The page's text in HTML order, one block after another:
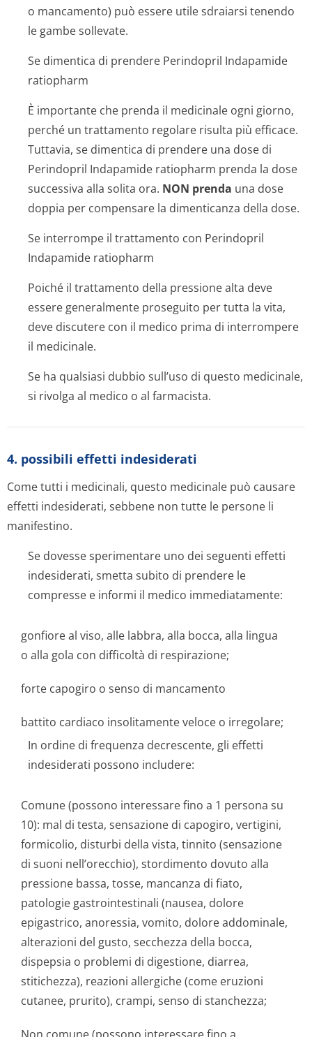
o mancamento) può essere utile sdraiarsi tenendo
le gambe sollevate.
Se dimentica di prendere Perindopril Indapamide
ratiopharm
È importante che prenda il medicinale ogni giorno,
perché un trattamento regolare risulta più efficace.
Tuttavia, se dimentica di prendere una dose di
Perindopril Indapamide ratiopharm prenda la dose
successiva alla solita ora. NON prenda una dose
doppia per compensare la dimenticanza della dose.
Se interrompe il trattamento con Perindopril
Indapamide ratiopharm
Poiché il trattamento della pressione alta deve
essere generalmente proseguito per tutta la vita,
deve discutere con il medico prima di interrompere
il medicinale.
Se ha qualsiasi dubbio sull’uso di questo medicinale,
si rivolga al medico o al farmacista.
4. possibili effetti indesiderati
Come tutti i medicinali, questo medicinale può causare
effetti indesiderati, sebbene non tutte le persone li
manifestino.
Se dovesse sperimentare uno dei seguenti effetti
indesiderati, smetta subito di prendere le
compresse e informi il medico immediatamente:
gonfiore al viso, alle labbra, alla bocca, alla lingua
o alla gola con difficoltà di respirazione;
forte capogiro o senso di mancamento
battito cardiaco insolitamente veloce o irregolare;
In ordine di frequenza decrescente, gli effetti
indesiderati possono includere:
Comune (possono interessare fino a 1 persona su
10): mal di testa, sensazione di capogiro, vertigini,
formicolio, disturbi della vista, tinnito (sensazione
di suoni nell’orecchio), stordimento dovuto alla
pressione bassa, tosse, mancanza di fiato,
patologie gastrointestinali (nausea, dolore
epigastrico, anoressia, vomito, dolore addominale,
alterazioni del gusto, secchezza della bocca,
dispepsia o problemi di digestione, diarrea,
stitichezza), reazioni allergiche (come eruzioni
cutanee, prurito), crampi, senso di stanchezza;